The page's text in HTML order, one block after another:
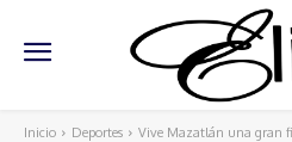
Inicio Deportes
Vive Mazatlán una gran